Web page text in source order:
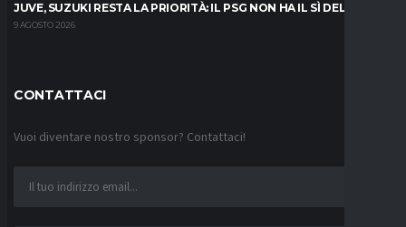
JUVE, SUZUKI RESTA LA PRIORITÀ: IL PSG NON HA IL SÌ DEL PARMA
9 AGOSTO 2026
CONTATTACI
Vuoi diventare nostro sponsor? Contattaci!